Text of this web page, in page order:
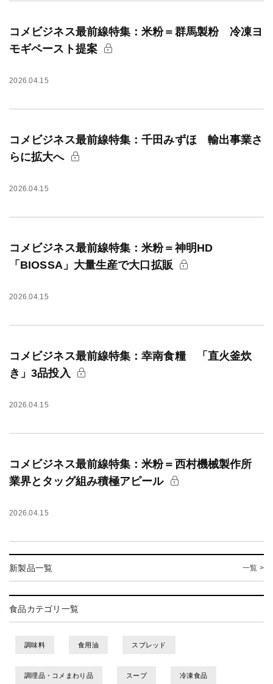
コメビジネス最前線特集：米粉＝群馬製粉 冷凍ヨ
モギペースト提案
2026.04.15
コメビジネス最前線特集：千田みずほ 輸出事業さ
らに拡大へ
2026.04.15
コメビジネス最前線特集：米粉＝神明HD
「BIOSSA」大量生産で大口拡販
2026.04.15
コメビジネス最前線特集：幸南食糧 「直火釜炊
き」3品投入
2026.04.15
コメビジネス最前線特集：米粉＝西村機械製作所
業界とタッグ組み積極アピール
2026.04.15
新製品一覧 一覧 >
食品カテゴリ一覧
調味料 食用油 スプレッド
調理品・コメまわり品 スープ 冷凍食品